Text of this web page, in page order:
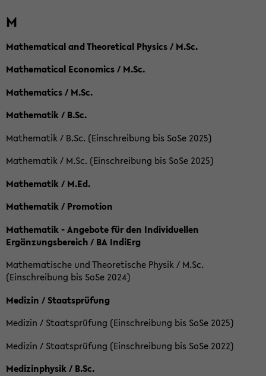
M
Mathematical and Theoretical Physics / M.Sc.
Mathematical Economics / M.Sc.
Mathematics / M.Sc.
Mathematik / B.Sc.
Mathematik / B.Sc. (Einschreibung bis SoSe 2025)
Mathematik / M.Sc. (Einschreibung bis SoSe 2025)
Mathematik / M.Ed.
Mathematik / Promotion
Mathematik - Angebote für den Individuellen
Ergänzungsbereich / BA IndiErg
Mathematische und Theoretische Physik / M.Sc.
(Einschreibung bis SoSe 2024)
Medizin / Staatsprüfung
Medizin / Staatsprüfung (Einschreibung bis SoSe 2025)
Medizin / Staatsprüfung (Einschreibung bis SoSe 2022)
Medizinphysik / B.Sc.